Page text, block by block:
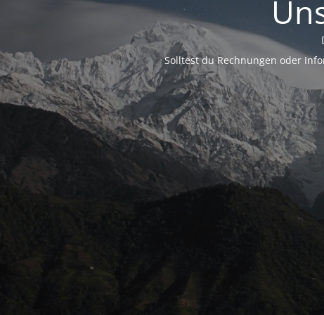
Solltest du Rechnungen oder